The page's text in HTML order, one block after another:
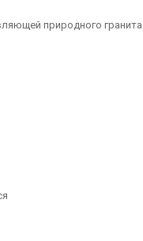
природного